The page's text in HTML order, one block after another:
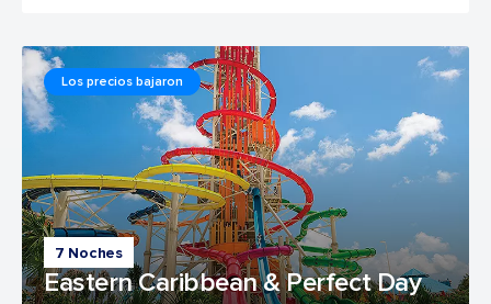
7 Noches
Eastern Caribbean & Perfect Day
Los precios bajaron